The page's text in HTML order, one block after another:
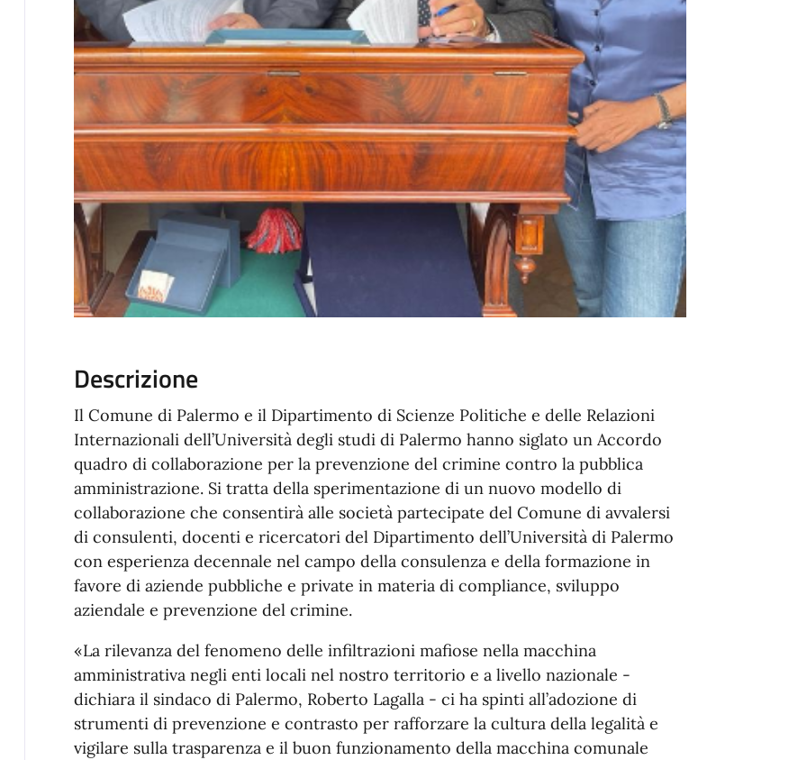
Descrizione
Il Comune di Palermo e il Dipartimento di Scienze Politiche e delle Relazioni
Internazionali dell’Università degli studi di Palermo hanno siglato un Accordo
quadro di collaborazione per la prevenzione del crimine contro la pubblica
amministrazione. Si tratta della sperimentazione di un nuovo modello di
collaborazione che consentirà alle società partecipate del Comune di avvalersi
di consulenti, docenti e ricercatori del Dipartimento dell’Università di Palermo
con esperienza decennale nel campo della consulenza e della formazione in
favore di aziende pubbliche e private in materia di compliance, sviluppo
aziendale e prevenzione del crimine.
«La rilevanza del fenomeno delle infiltrazioni mafiose nella macchina
amministrativa negli enti locali nel nostro territorio e a livello nazionale -
dichiara il sindaco di Palermo, Roberto Lagalla - ci ha spinti all’adozione di
strumenti di prevenzione e contrasto per rafforzare la cultura della legalità e
vigilare sulla trasparenza e il buon funzionamento della macchina comunale